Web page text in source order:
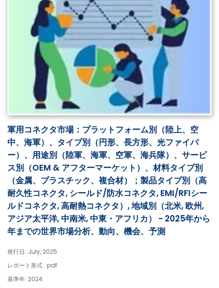
軍用コネクタ市場：プラットフォーム別（陸上、空
中、海軍）、タイプ別（円形、長方形、光ファイバ
ー）、用途別（陸軍、海軍、空軍、海兵隊）、サービ
ス別（OEM & アフターマーケット）、材料タイプ別
（金属、プラスチック、複合材）；製品タイプ別（高
耐久性コネクタ, シールド/防水コネクタ, EMI/RFIシー
ルドコネクタ, 高耐熱コネクタ）, 地域別（北米, 欧州,
アジア太平洋, 中南米, 中東・アフリカ） - 2025年から
年までの世界市場分析、動向、機会、予測
発行日: July, 2025
レポート形式 : pdf
基準年: 2024